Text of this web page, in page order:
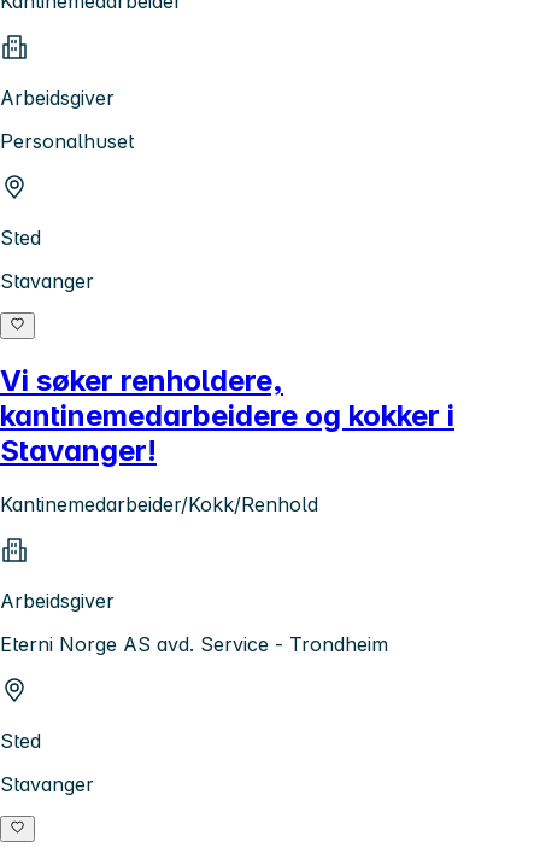
Arbeidsgiver
Personalhuset
Sted
Stavanger
Vi søker renholdere,
kantinemedarbeidere og kokker i
Stavanger!
Kantinemedarbeider/Kokk/Renhold
Arbeidsgiver
Eterni Norge AS avd. Service - Trondheim
Sted
Stavanger